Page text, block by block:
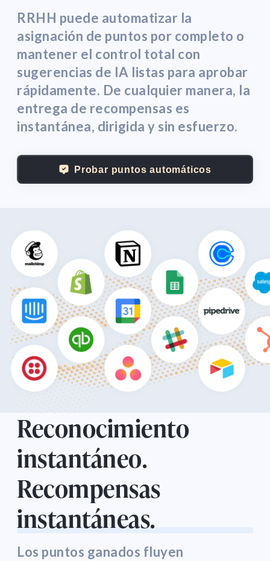
RRHH puede automatizar la
asignación de puntos por completo o
mantener el control total con
sugerencias de IA listas para aprobar
rápidamente. De cualquier manera, la
entrega de recompensas es
instantánea, dirigida y sin esfuerzo.
Probar puntos automáticos
Reconocimiento
instantáneo.
Recompensas
instantáneas.
Los puntos ganados fluyen